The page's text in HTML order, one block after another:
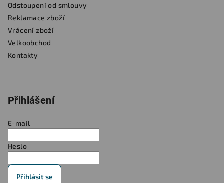
Odstoupení od smlouvy
Reklamace zboží
Vrácení zboží
Velkoobchod
Kontakty
Přihlášení
E-mail
Heslo
Přihlásit se